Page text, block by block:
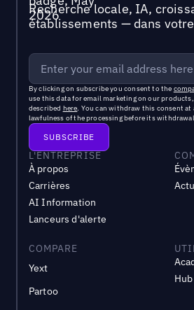
Recherche locale, IA,
établissements — dans
By clicking on subscribe you consent to the
use this data for email marketing on our
described here. You can withdraw this consent
lawfulness of the processing before its
L'ENTREPRISE
À propos
Carrières
AI Information
Lanceurs d'alerte
COMPARE
Yext
Partoo